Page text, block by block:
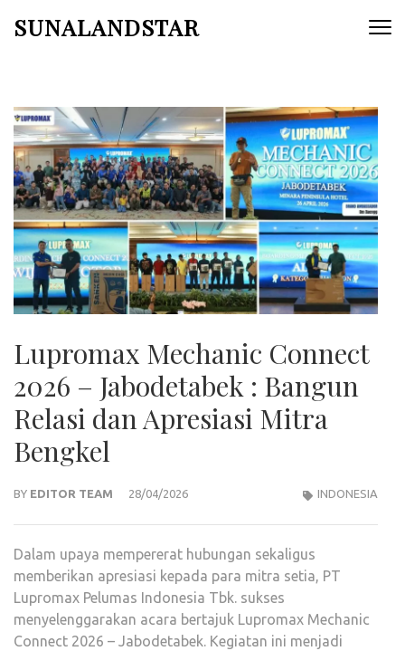
SUNALANDSTAR
Lupromax Mechanic Connect
2026 – Jabodetabek : Bangun
Relasi dan Apresiasi Mitra
Bengkel
BY EDITOR TEAM 28/04/2026 INDONESIA
Dalam upaya mempererat hubungan sekaligus
memberikan apresiasi kepada para mitra setia, PT
Lupromax Pelumas Indonesia Tbk. sukses
menyelenggarakan acara bertajuk Lupromax Mechanic
Connect 2026 – Jabodetabek. Kegiatan ini menjadi